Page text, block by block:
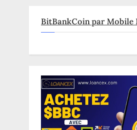
BitBankCoin par Mobile